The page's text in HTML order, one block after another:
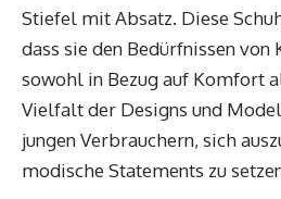
Stiefel mit Absatz. Diese
dass sie den Bedürfnissen von
sowohl in Bezug auf Komfort
Vielfalt der Designs und
jungen Verbrauchern, sich
modische Statements zu